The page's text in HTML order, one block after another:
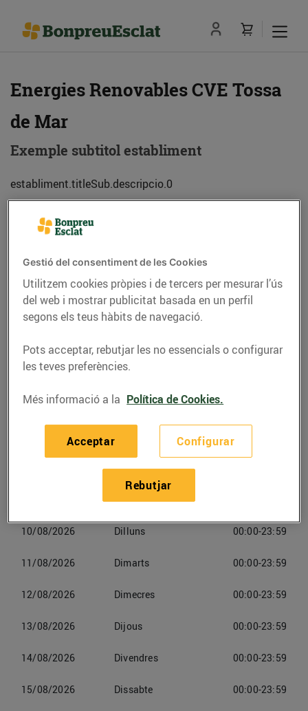
Energies Renovables CVE Tossa
de Mar
Exemple subtitol establiment
establiment.titleSub.descripcio.0
(17320) Tossa de Mar
Horaris Energies Renovables
Tossa De Mar
Diumenge
10/08/2026 Dilluns 00:00-23:59
11/08/2026 Dimarts 00:00-23:59
12/08/2026 Dimecres 00:00-23:59
13/08/2026 Dijous 00:00-23:59
14/08/2026 Divendres 00:00-23:59
15/08/2026 Dissabte 00:00-23:59
Gestió del consentiment de les Cookies
Utilitzem cookies pròpies i de tercers per mesurar l’ús
del web i mostrar publicitat basada en un perfil
segons els teus hàbits de navegació.
Pots acceptar, rebutjar les no essencials o configurar
les teves preferències.
Més informació a la Política de Cookies.
Configurar
Rebutjar
Acceptar